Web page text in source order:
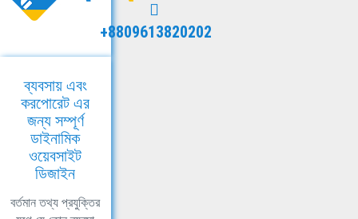
+8809613820202
ব্যবসায় এবং
করপোরেট এর
জন্য সম্পূর্ণ
ডাইনামিক
ওয়েবসাইট
ডিজাইন
বর্তমান তথ্য প্রযুক্তির